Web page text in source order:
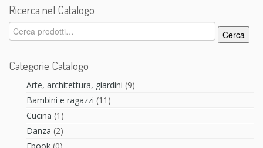
Ricerca nel Catalogo
Cerca:
Cerca
Categorie Catalogo
Arte, architettura, giardini (9)
Bambini e ragazzi (11)
Cucina (1)
Danza (2)